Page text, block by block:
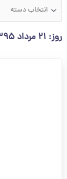
موضوعات
روز: ۲۱ مرداد ۱۳۹۵